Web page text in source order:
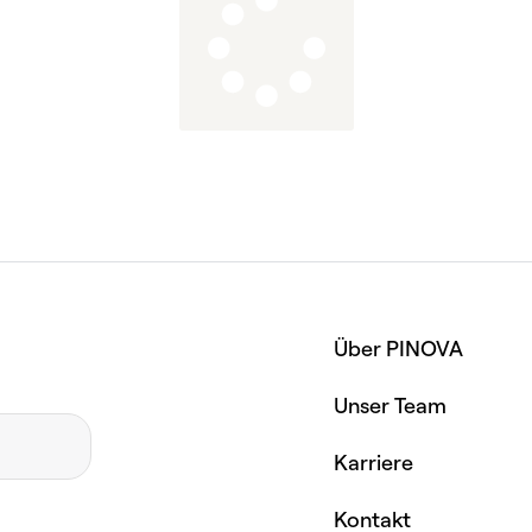
Über PINOVA
Unser Team
Karriere
Kontakt